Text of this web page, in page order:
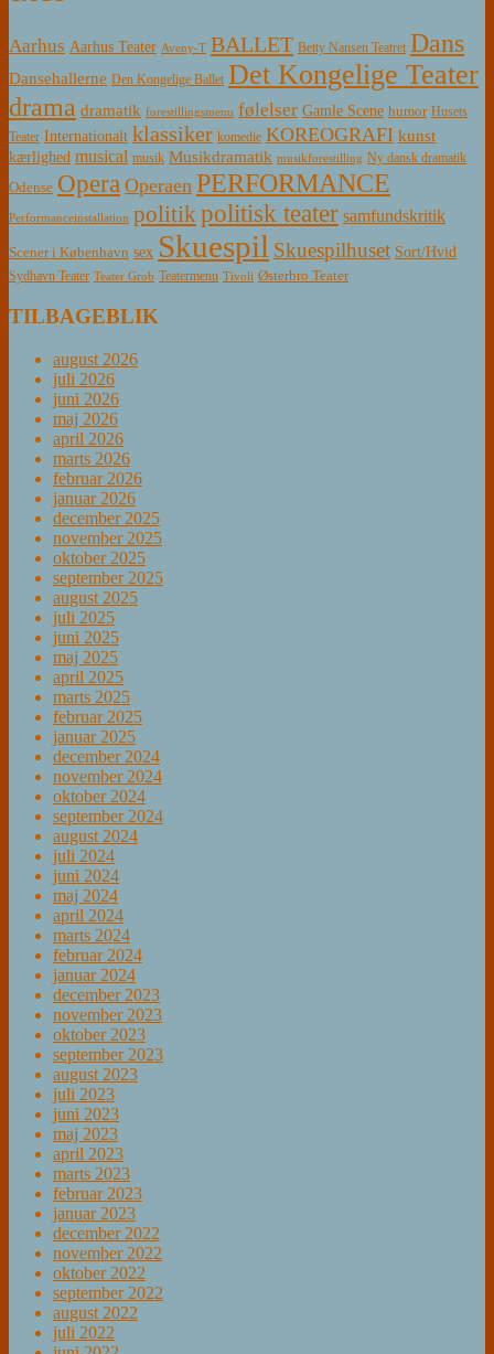
Aarhus Aarhus Teater Aveny-T BALLET Betty Nansen Teatret Dans
Dansehallerne Den Kongelige Ballet Det Kongelige Teater
drama dramatik forestillingsmenu følelser Gamle Scene humor Husets
Teater Internationalt klassiker komedie KOREOGRAFI kunst
kærlighed musical musik Musikdramatik musikforestilling Ny dansk dramatik
Odense Opera Operaen PERFORMANCE
Performanceinstallation politik politisk teater samfundskritik
Scener i København sex Skuespil Skuespilhuset Sort/Hvid
Sydhavn Teater Teater Grob Teatermenu Tivoli Østerbro Teater
TILBAGEBLIK
august 2026
juli 2026
juni 2026
maj 2026
april 2026
marts 2026
februar 2026
januar 2026
december 2025
november 2025
oktober 2025
september 2025
august 2025
juli 2025
juni 2025
maj 2025
april 2025
marts 2025
februar 2025
januar 2025
december 2024
november 2024
oktober 2024
september 2024
august 2024
juli 2024
juni 2024
maj 2024
april 2024
marts 2024
februar 2024
januar 2024
december 2023
november 2023
oktober 2023
september 2023
august 2023
juli 2023
juni 2023
maj 2023
april 2023
marts 2023
februar 2023
januar 2023
december 2022
november 2022
oktober 2022
september 2022
august 2022
juli 2022